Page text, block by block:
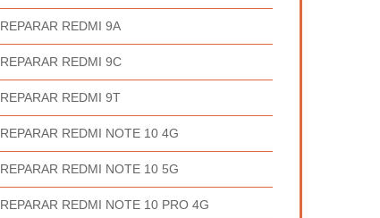
REPARAR REDMI 9A
REPARAR REDMI 9C
REPARAR REDMI 9T
REPARAR REDMI NOTE 10 4G
REPARAR REDMI NOTE 10 5G
REPARAR REDMI NOTE 10 PRO 4G